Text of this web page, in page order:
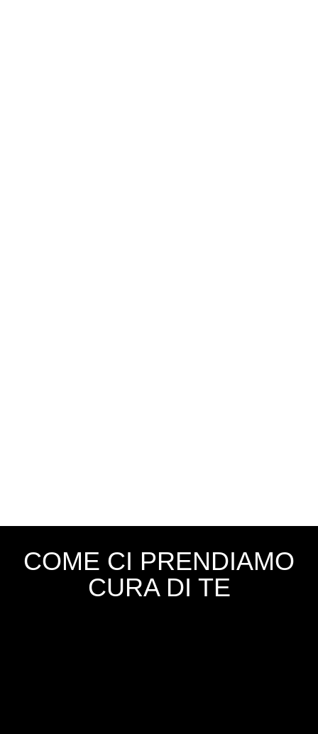
COME CI PRENDIAMO
CURA DI TE